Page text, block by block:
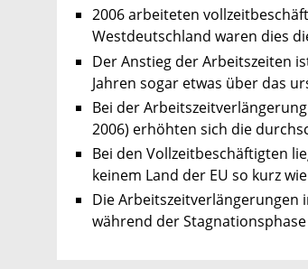
2006 arbeiteten
Westdeutschland waren dies
Der Anstieg der Arbeitszeiten
Jahren sogar etwas über das
Bei der
2006) erhöhten sich die
Bei den Vollzeitbeschäftigten
keinem Land der EU so kurz
Die Arbeitszeitverlängerungen
während der